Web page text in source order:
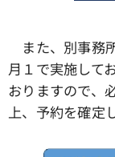
また、別事務
月１で実施して
おりますので、
上、予約を確定